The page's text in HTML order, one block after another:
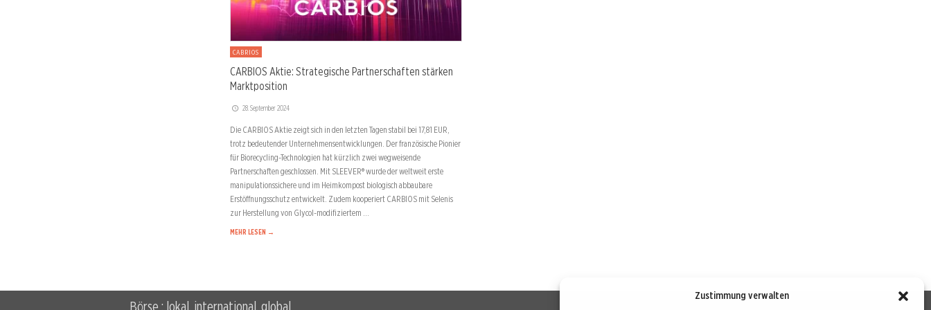
Zustimmung verwalten
CABRIOS
CARBIOS Aktie: Strategische Partnerschaften stärken
Marktposition
28. September 2024
Die CARBIOS Aktie zeigt sich in den letzten Tagen stabil bei 17,81 EUR,
trotz bedeutender Unternehmensentwicklungen. Der französische Pionier
für Biorecycling-Technologien hat kürzlich zwei wegweisende
Partnerschaften geschlossen. Mit SLEEVER® wurde der weltweit erste
manipulationssichere und im Heimkompost biologisch abbaubare
Erstöffnungsschutz entwickelt. Zudem kooperiert CARBIOS mit Selenis
zur Herstellung von Glycol-modifiziertem …
MEHR LESEN →
Börse : lokal, international, global